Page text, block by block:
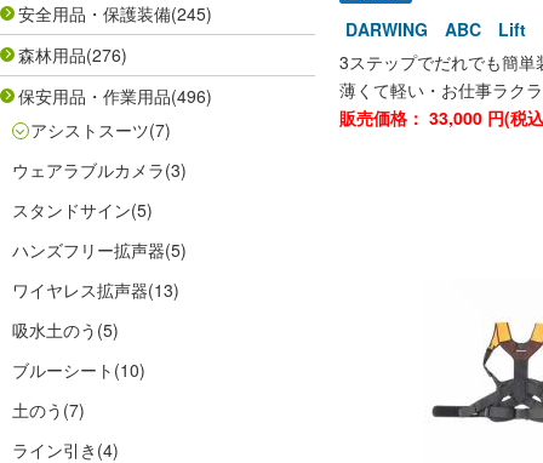
安全用品・保護装備(245)
森林用品(276)
保安用品・作業用品(496)
アシストスーツ(7)
ウェアラブルカメラ(3)
スタンドサイン(5)
ハンズフリー拡声器(5)
ワイヤレス拡声器(13)
吸水土のう (5)
ブルーシート (10)
土のう (7)
ライン引き (4)
DARWING ABC Lift
3ステップでだれでも簡単
薄くて軽い・お仕事ラク
販売価格： 33,000 円(税